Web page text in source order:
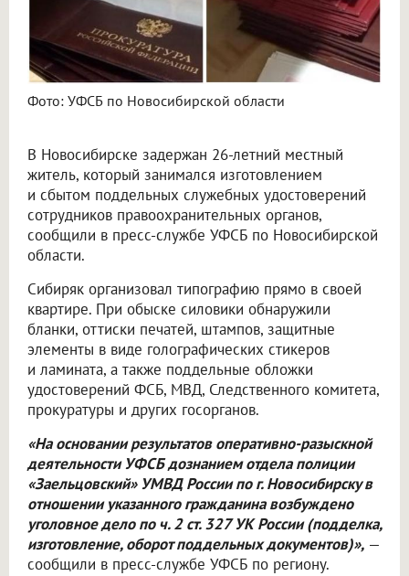
Фото: УФСБ по Новосибирской области
В Новосибирске задержан 26-летний местный
житель, который занимался изготовлением
и сбытом поддельных служебных удостоверений
сотрудников правоохранительных органов,
сообщили в пресс-службе УФСБ по Новосибирской
области.
Сибиряк организовал типографию прямо в своей
квартире. При обыске силовики обнаружили
бланки, оттиски печатей, штампов, защитные
элементы в виде голографических стикеров
и ламината, а также поддельные обложки
удостоверений ФСБ, МВД, Следственного комитета,
прокуратуры и других госорганов.
«На основании результатов оперативно-разыскной
деятельности УФСБ дознанием отдела полиции
«Заельцовский» УМВД России по г. Новосибирску в
отношении указанного гражданина возбуждено
уголовное дело по ч. 2 ст. 327 УК России (подделка,
изготовление, оборот поддельных документов)», —
сообщили в пресс-службе УФСБ по региону.